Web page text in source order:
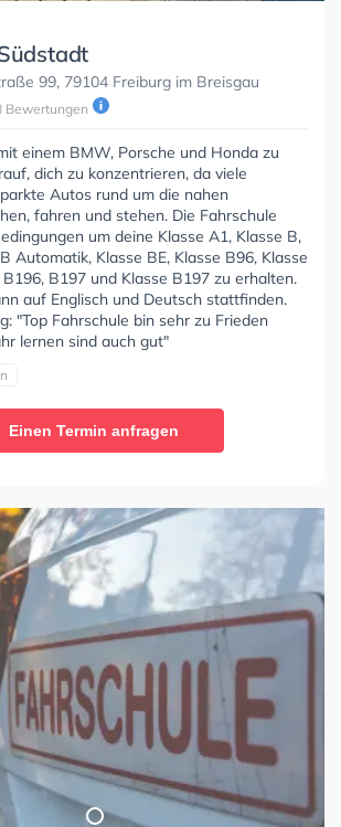
99, 79104 Freiburg im Breisgau
Bewertungen
einem BMW, Porsche und Honda zu
dich zu konzentrieren, da viele
Autos rund um die nahen
fahren und stehen. Die Fahrschule
um deine Klasse A1, Klasse B,
Automatik, Klasse BE, Klasse B96, Klasse
B196, B197 und Klasse B197 zu erhalten.
auf Englisch und Deutsch stattfinden.
"Top Fahrschule bin sehr zu Frieden
lernen sind auch gut"
Einen Termin anfragen